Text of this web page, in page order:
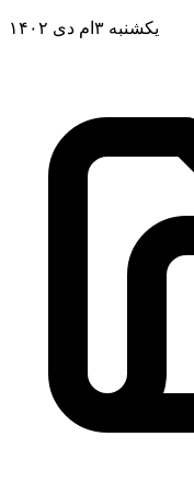
یکشنبه ۳ام دی ۱۴۰۲